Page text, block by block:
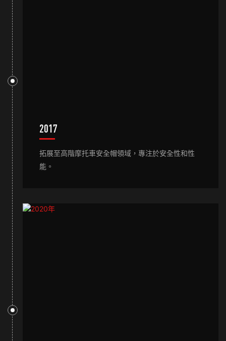
2017
拓展至高階摩托車安全帽領域，專注於安全性和性
能。